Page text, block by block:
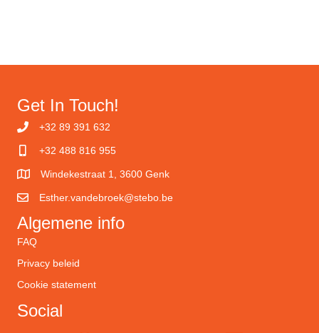
Get In Touch!
+32 89 391 632
+32 488 816 955
Windekestraat 1, 3600 Genk
Esther.vandebroek@stebo.be
Algemene info
FAQ
Privacy beleid
Cookie statement
Social